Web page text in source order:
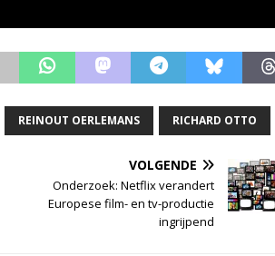
REINOUT OERLEMANS RICHARD OTTO
VOLGENDE
Onderzoek: Netflix verandert
Europese film- en tv-productie
ingrijpend